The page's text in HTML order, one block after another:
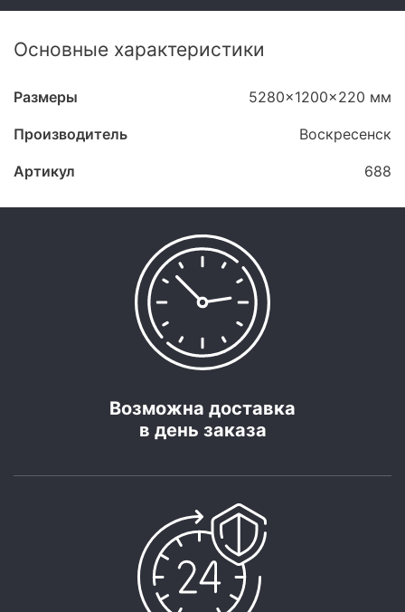
Основные характеристики
Размеры 5280x1200x220 мм
Производитель Воскресенск
Артикул 688
Возможна доставка
в день заказа